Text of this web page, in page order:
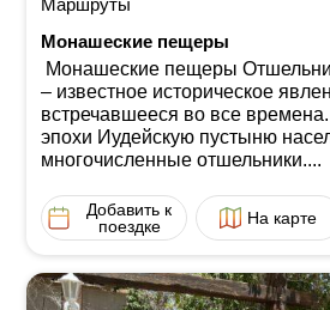
Маршруты
Монашеские пещеры
Монашеские пещеры
‒ известное историческое
встречавшееся во все
эпохи Иудейскую пустыню
многочисленные отшельники....
Добавить к
поездке
На карте